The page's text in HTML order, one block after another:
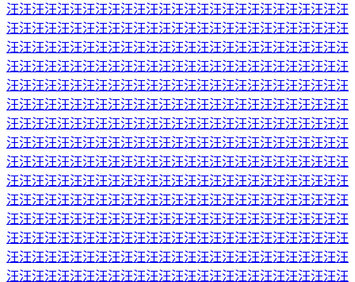
汪汪汪汪汪汪汪汪汪汪汪汪汪汪汪汪汪汪汪汪汪汪汪汪汪汪汪
汪汪汪汪汪汪汪汪汪汪汪汪汪汪汪汪汪汪汪汪汪汪汪汪汪汪汪
汪汪汪汪汪汪汪汪汪汪汪汪汪汪汪汪汪汪汪汪汪汪汪汪汪汪汪
汪汪汪汪汪汪汪汪汪汪汪汪汪汪汪汪汪汪汪汪汪汪汪汪汪汪汪
汪汪汪汪汪汪汪汪汪汪汪汪汪汪汪汪汪汪汪汪汪汪汪汪汪汪汪
汪汪汪汪汪汪汪汪汪汪汪汪汪汪汪汪汪汪汪汪汪汪汪汪汪汪汪
汪汪汪汪汪汪汪汪汪汪汪汪汪汪汪汪汪汪汪汪汪汪汪汪汪汪汪
汪汪汪汪汪汪汪汪汪汪汪汪汪汪汪汪汪汪汪汪汪汪汪汪汪汪汪
汪汪汪汪汪汪汪汪汪汪汪汪汪汪汪汪汪汪汪汪汪汪汪汪汪汪汪
汪汪汪汪汪汪汪汪汪汪汪汪汪汪汪汪汪汪汪汪汪汪汪汪汪汪汪
汪汪汪汪汪汪汪汪汪汪汪汪汪汪汪汪汪汪汪汪汪汪汪汪汪汪汪
汪汪汪汪汪汪汪汪汪汪汪汪汪汪汪汪汪汪汪汪汪汪汪汪汪汪汪
汪汪汪汪汪汪汪汪汪汪汪汪汪汪汪汪汪汪汪汪汪汪汪汪汪汪汪
汪汪汪汪汪汪汪汪汪汪汪汪汪汪汪汪汪汪汪汪汪汪汪汪汪汪汪
汪汪汪汪汪汪汪汪汪汪汪汪汪汪汪汪汪汪汪汪汪汪汪汪汪汪汪